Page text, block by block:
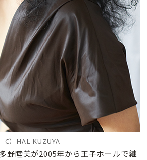
C）HAL KUZUYA
野睦美が2005年から王子ホールで継